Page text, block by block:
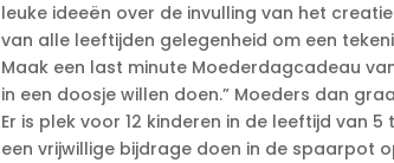
leuke ideeën over de invulling van het
van alle leeftijden gelegenheid om een
Maak een last minute Moederdagcadeau
in een doosje willen doen.” Moeders dan
Er is plek voor 12 kinderen in de leeftijd van
een vrijwillige bijdrage doen in de spaarpot